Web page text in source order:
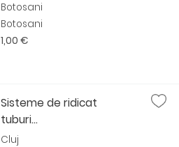
Botosani
Botosani
1,00 €
Sisteme de ridicat
tuburi...
Cluj